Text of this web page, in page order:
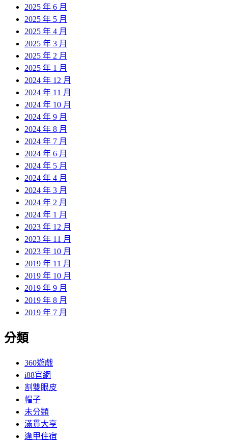
2025 年 6 月
2025 年 5 月
2025 年 4 月
2025 年 3 月
2025 年 2 月
2025 年 1 月
2024 年 12 月
2024 年 11 月
2024 年 10 月
2024 年 9 月
2024 年 8 月
2024 年 7 月
2024 年 6 月
2024 年 5 月
2024 年 4 月
2024 年 3 月
2024 年 2 月
2024 年 1 月
2023 年 12 月
2023 年 11 月
2023 年 10 月
2019 年 11 月
2019 年 10 月
2019 年 9 月
2019 年 8 月
2019 年 7 月
分類
360遊戲
i88官網
割雙眼皮
帽子
未分類
滿貫大亨
逢甲住宿